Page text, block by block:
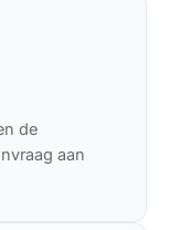
de
aan